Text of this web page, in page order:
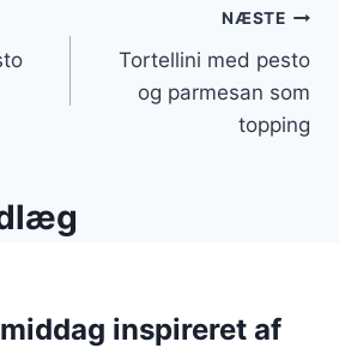
NÆSTE
Tortellini med pesto
og parmesan som
topping
inspireret af